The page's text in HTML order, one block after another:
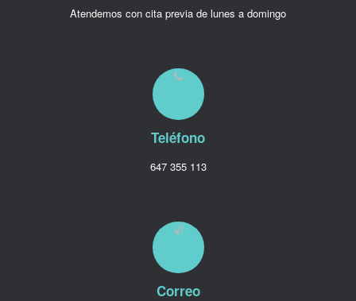
Atendemos con cita previa de lunes a domingo
Teléfono
647 355 113
Correo